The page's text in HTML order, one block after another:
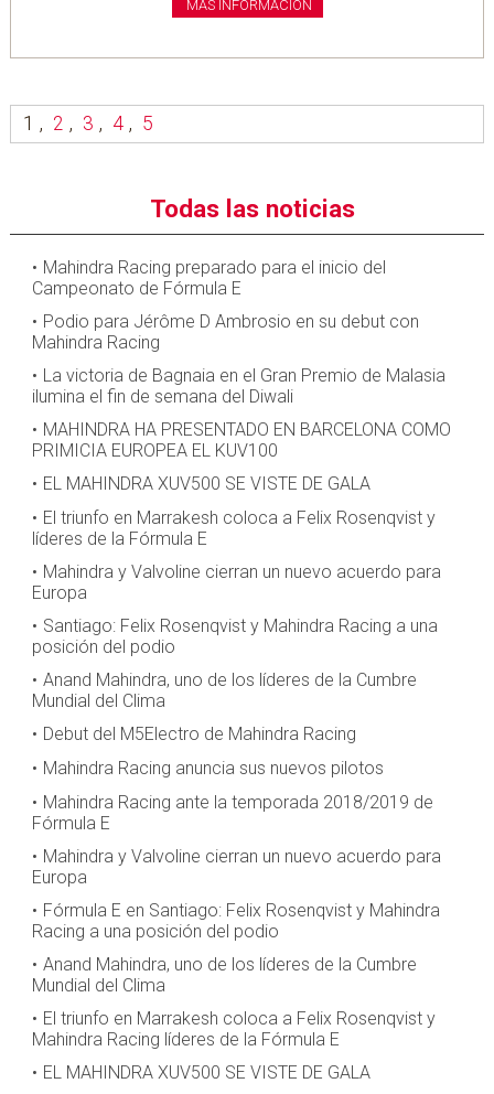
MÁS INFORMACIÓN
1 , 2 , 3 , 4 , 5
Todas las noticias
Mahindra Racing preparado para el inicio del
Campeonato de Fórmula E
Podio para Jérôme D Ambrosio en su debut con
Mahindra Racing
La victoria de Bagnaia en el Gran Premio de Malasia
ilumina el fin de semana del Diwali
MAHINDRA HA PRESENTADO EN BARCELONA COMO
PRIMICIA EUROPEA EL KUV100
EL MAHINDRA XUV500 SE VISTE DE GALA
El triunfo en Marrakesh coloca a Felix Rosenqvist y
líderes de la Fórmula E
Mahindra y Valvoline cierran un nuevo acuerdo para
Europa
Santiago: Felix Rosenqvist y Mahindra Racing a una
posición del podio
Anand Mahindra, uno de los líderes de la Cumbre
Mundial del Clima
Debut del M5Electro de Mahindra Racing
Mahindra Racing anuncia sus nuevos pilotos
Mahindra Racing ante la temporada 2018/2019 de
Fórmula E
Mahindra y Valvoline cierran un nuevo acuerdo para
Europa
Fórmula E en Santiago: Felix Rosenqvist y Mahindra
Racing a una posición del podio
Anand Mahindra, uno de los líderes de la Cumbre
Mundial del Clima
El triunfo en Marrakesh coloca a Felix Rosenqvist y
Mahindra Racing líderes de la Fórmula E
EL MAHINDRA XUV500 SE VISTE DE GALA